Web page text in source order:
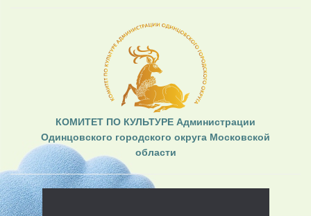
КОМИТЕТ ПО КУЛЬТУРЕ Администрации
Одинцовского городского округа Московской
области